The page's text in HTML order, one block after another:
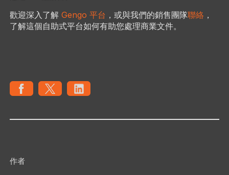
歡迎深入了解 Gengo 平台 ，或與我們的銷售團隊聯絡 ，
了解這個自助式平台如何有助您處理商業文件。
作者